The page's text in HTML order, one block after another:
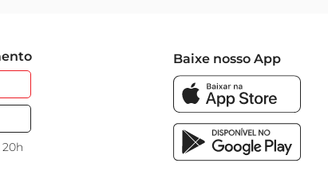
Baixe nosso App